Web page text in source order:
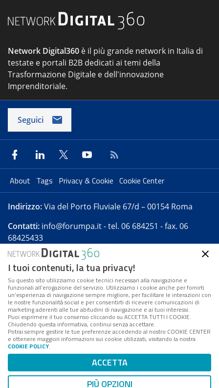
Network Digital360 è il più grande network in Italia di
testate e portali B2B dedicati ai temi della
Trasformazione Digitale e dell'innovazione
Imprenditoriale.
Seguici
About Tags Privacy & Cookie Cookie Center
Indirizzo:Via del Porto Fluviale 67/d – 00154 Roma
Contatti: info@forumpa.it- tel. 06 684251 - fax. 06
68425433
Forumpa.itè una pubblicazione telematica iscritta
presso Registro della stampa del Tribunale di Roma -
Reg. n. 182 del 2 maggio 2008 - Direttore resp. Michela
Stentella
FPA s.r.l. è società soggetta a Direzione e
Coordinamento da parte di Digital360 S.p.A. - FPA s.r.l.
è un'azienda certificata per il sistema di management
Codice Fiscale/Partita IVA n. 10693191008 - R.E.A. Roma
n. 1249791. ISP AWS
Mappa del sito
I tuoi contenuti, la tua privacy!
Su questo sito utilizziamo cookie tecnici necessari alla navigazione e
funzionali all’erogazione del servizio. Utilizziamo i cookie anche per fornirti
un’esperienza di navigazione sempre migliore, per facilitare le interazioni con
le nostre funzionalità social e per consentirti di ricevere comunicazioni di
marketing aderenti alle tue abitudini di navigazione e ai tuoi interessi.
Puoi esprimere il tuo consenso cliccando su ACCETTA TUTTI I COOKIE.
Chiudendo questa informativa, continui senza accettare.
Potrai sempre gestire le tue preferenze accedendo al nostro COOKIE CENTER
e ottenere maggiori informazioni sui cookie utilizzati, visitando la nostra
COOKIE POLICY.
ACCETTA
PIÙ OPZIONI